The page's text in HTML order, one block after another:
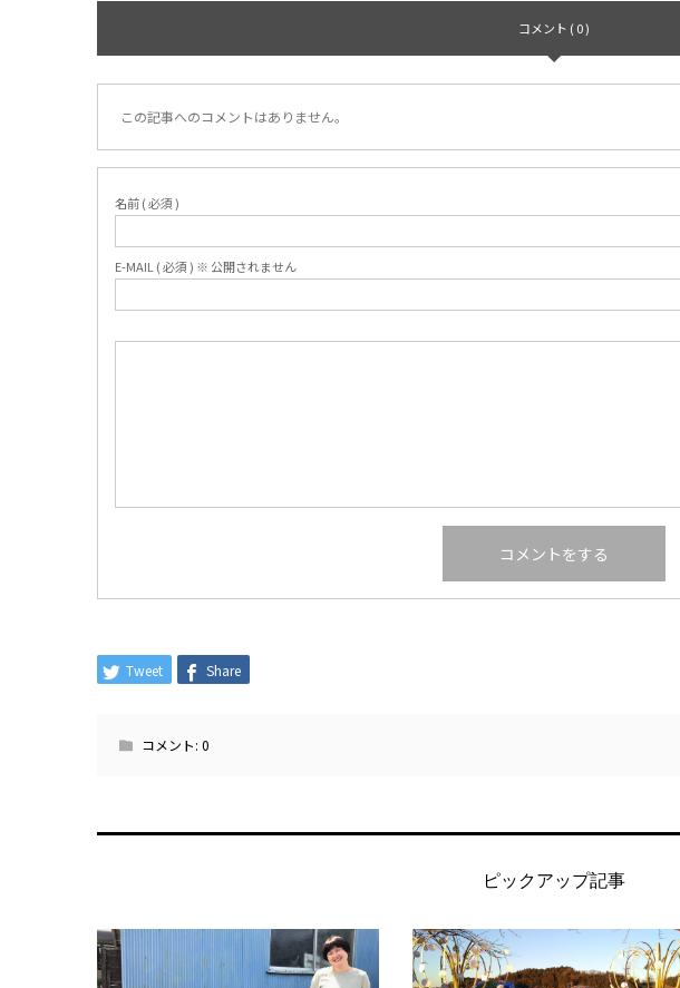
コメント ( 0 )
この記事へのコメントはありません。
名前 ( 必須 )
E-MAIL ( 必須 ) ※ 公開されません
Tweet Share
コメント: 0
ピックアップ記事